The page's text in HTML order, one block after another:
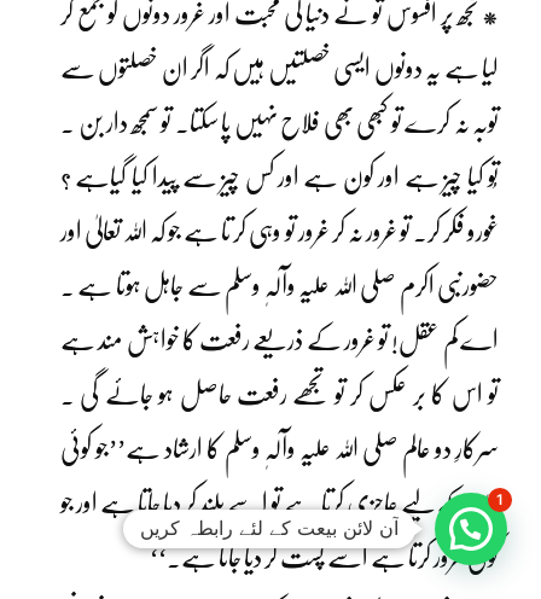
* تجھ پر افسوس تو نے دنیا کی محبت اور غرور دونوں کو جمع کر
لیا ہے یہ دونوں ایسی خصلتیں ہیں کہ اگر ان خصلتوں سے
توبہ نہ کرے تو کبھی بھی فلاح نہیں پا سکتا۔ تو سمجھ دار بن ۔
تُو کیا چیز ہے اور کون ہے اور کس چیز سے پیدا کیا گیاہے ؟
غورو فکر کر۔ تو غرور نہ کر غرور تو وہی کر تا ہے جو کہ اللہ تعالیٰ اور
حضورنبی اکرم صلی اللہ علیہ وآلہٖ وسلم سے جاہل ہوتا ہے ۔
اے کم عقل! تو غرور کے ذریعے رفعت کا خواہش مند ہے
تو اس کا بر عکس کر تو تجھے رفعت حاصل ہو جائے گی ۔
سرکارِ دو عالم صلی اللہ علیہ وآلہٖ وسلم کا ارشاد ہے’’جو کوئی
اللہ کے لیے عاجزی کرتا ہے تو اسے بلند کر دیا جاتا ہے اور جو
کوئی غرور کرتا ہے اسے پست کر دیا جاتا ہے۔‘‘
آن لائن بیعت کے لئے رابطہ کریں
1